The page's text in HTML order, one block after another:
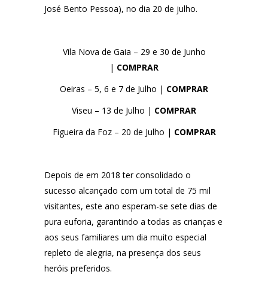
José Bento Pessoa), no dia 20 de julho.
Vila Nova de Gaia – 29 e 30 de Junho
| COMPRAR
Oeiras – 5, 6 e 7 de Julho | COMPRAR
Viseu – 13 de Julho | COMPRAR
Figueira da Foz – 20 de Julho | COMPRAR
Depois de em 2018 ter consolidado o
sucesso alcançado com um total de 75 mil
visitantes, este ano esperam-se sete dias de
pura euforia, garantindo a todas as crianças e
aos seus familiares um dia muito especial
repleto de alegria, na presença dos seus
heróis preferidos.